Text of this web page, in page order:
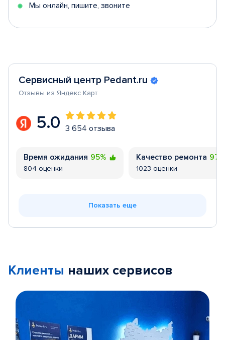
Мы онлайн, пишите, звоните
Сервисный центр Pedant.ru
Отзывы из Яндекс Карт
5.0 3 654 отзыва
Время ожидания 95%
804 оценки
Качество ремонта
1023 оценки
Показать еще
Клиенты наших сервисов